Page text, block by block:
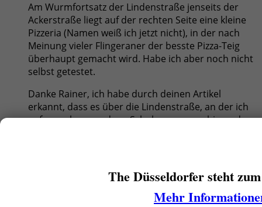
Am Wurmfortsatz der Lindenstraße jenseits der
Ackerstraße liegt auf der rechten Seite eine kleine
Pizzeria (Namen weiß ich jetzt nicht), in der nach
Meinung vieler Flingeraner der besste Pizza-Teig
überhaupt gemacht wird. Habe ich aber noch nicht
selbst getestet.
Danke Rainer, ich habe durch deinen Artikel
erkannt, dass es über die Lindenstraße, an der ich
aufgewachsen und zur Schule geagngen bin und an
Sorry, die Pizzeria ist auf der linken Seite:-))
The Düsseldorfer steht
Mehr